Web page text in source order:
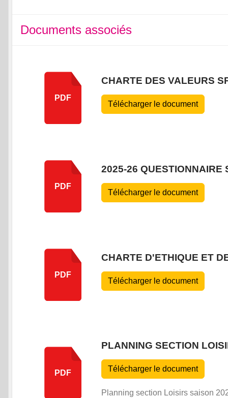
Documents associés
PDF
CHARTE DES VALEURS
Télécharger le document
PDF
2025-26 QUESTIONNAIRE
Télécharger le document
PDF
CHARTE D'ETHIQUE ET
Télécharger le document
PDF
PLANNING SECTION
Télécharger le document
Planning section Loisirs saison